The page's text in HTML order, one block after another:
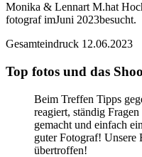
Monika & Lennart M.hat
fotograf imJuni 2023besucht.
Gesamteindruck 12.06.2023
Top fotos und das
Beim Treffen Tipps
reagiert, ständig
gemacht und einfach
guter Fotograf! Unsere
übertroffen!